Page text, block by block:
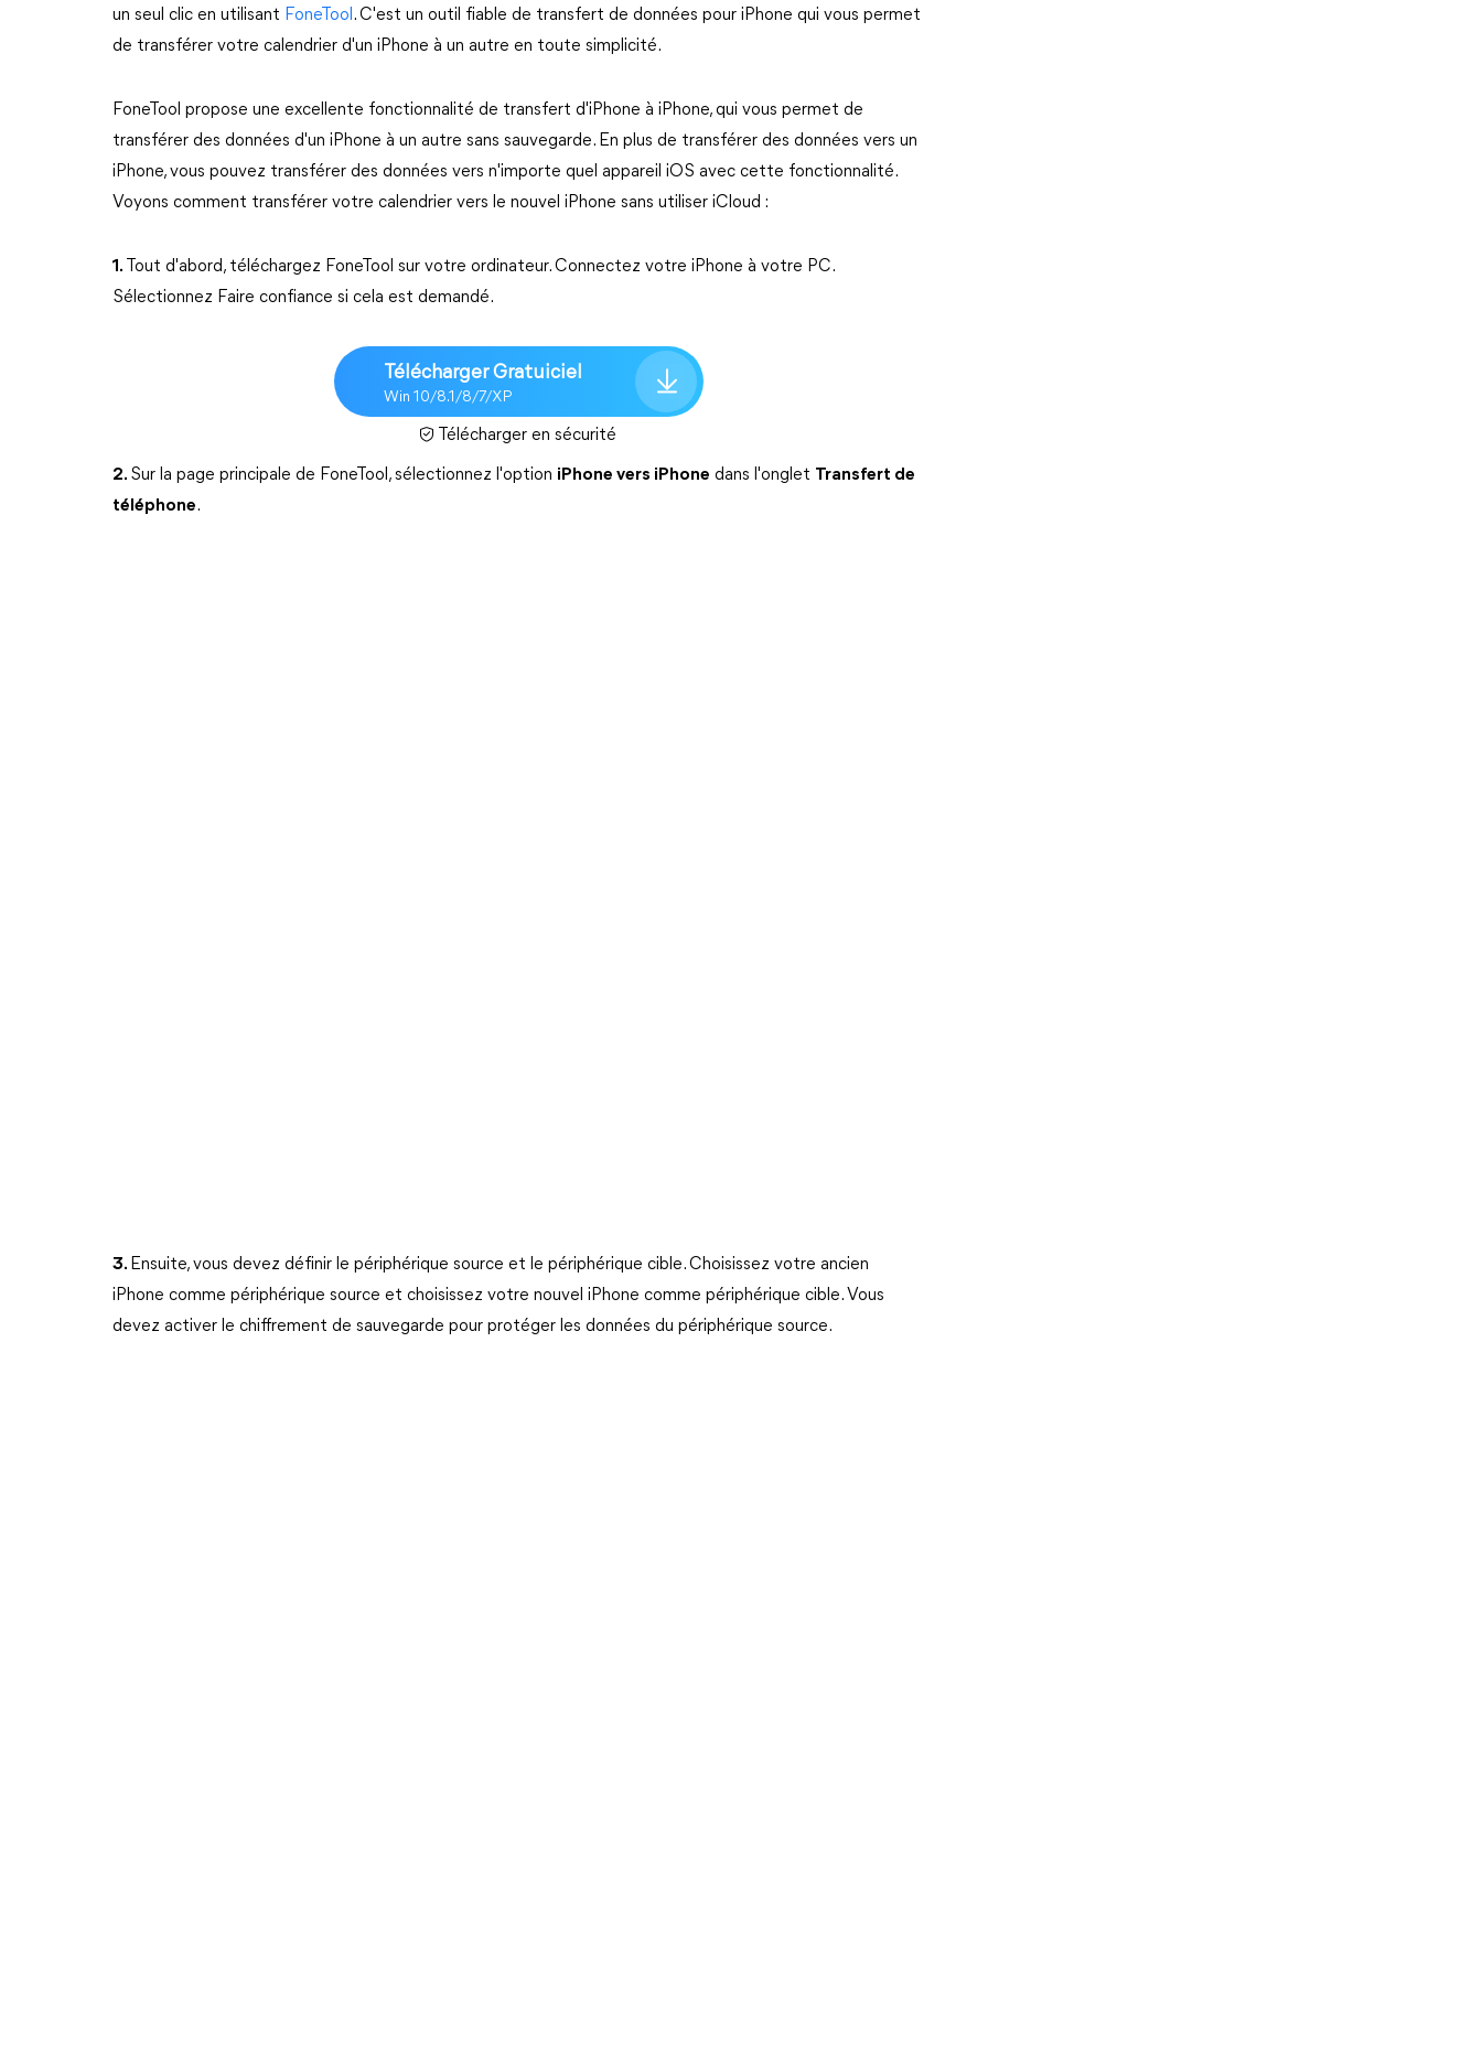
un seul clic en utilisant FoneTool . C'est un outil fiable de transfert de données pour iPhone qui vous permet
de transférer votre calendrier d'un iPhone à un autre en toute simplicité.
FoneTool propose une excellente fonctionnalité de transfert d'iPhone à iPhone, qui vous permet de
transférer des données d'un iPhone à un autre sans sauvegarde. En plus de transférer des données vers un
iPhone, vous pouvez transférer des données vers n'importe quel appareil iOS avec cette fonctionnalité.
Voyons comment transférer votre calendrier vers le nouvel iPhone sans utiliser iCloud :
1.
Tout d'abord, téléchargez FoneTool sur votre ordinateur. Connectez votre iPhone à votre PC.
Sélectionnez Faire confiance si cela est demandé.
Télécharger Gratuiciel
Win 10/8.1/8/7/XP
Télécharger en sécurité
2. Sur la page principale de FoneTool, sélectionnez l'option iPhone vers iPhone dans l'onglet Transfert de
téléphone.
3. Ensuite, vous devez définir le périphérique source et le périphérique cible. Choisissez votre ancien
iPhone comme périphérique source et choisissez votre nouvel iPhone comme périphérique cible. Vous
devez activer le chiffrement de sauvegarde pour protéger les données du périphérique source.